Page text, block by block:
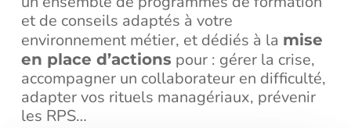
et de conseils adaptés à votre
environnement métier, et dédiés à la mise
en place d’actions pour : gérer la crise,
accompagner un collaborateur en difficulté,
adapter vos rituels managériaux, prévenir
les RPS…